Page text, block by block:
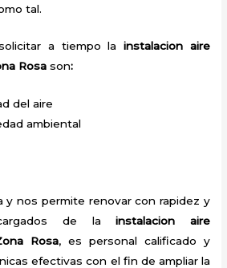
tal.
a tiempo lainstalacion aire
Rosason:
del aire
ambiental
y nos permite renovar con rapidez y
de lainstalacion aire
Rosa, es personal calificado y
efectivas con el fin de ampliar la